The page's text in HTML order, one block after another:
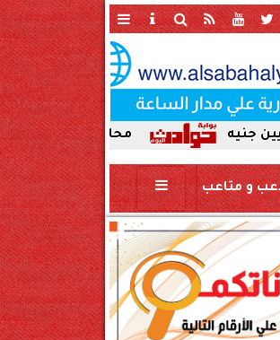
محافظ سوهاج يحيل واقعة ردم نهر
و متاعب